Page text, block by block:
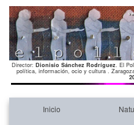
Director: Dionisio Sánchez Rodríguez. El
política, información, ocio y cultura .
Inicio